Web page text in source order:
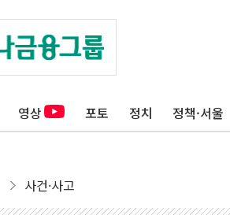
영상 포토 정치 정책·서울
사건·사고